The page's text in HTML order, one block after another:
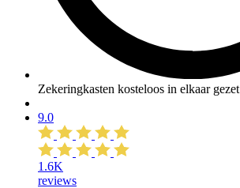
Zekeringkasten kosteloos in elkaar gezet
9.0
1.6K
reviews